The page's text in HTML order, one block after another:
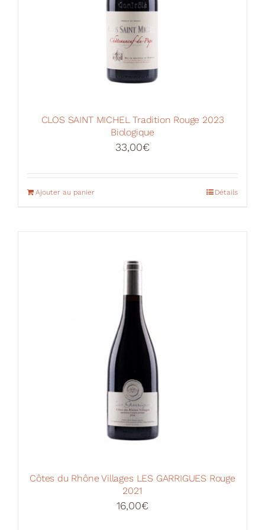
produit
CLOS SAINT MICHEL Tradition Rouge 2023
Biologique
33,00€
Ajouter au panier Détails
Côtes du Rhône Villages LES GARRIGUES Rouge
2021
16,00€